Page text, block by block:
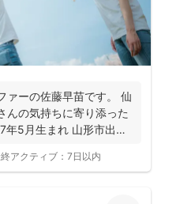
ァーの佐藤早苗です。 仙
んの気持ちに寄り添った
5月生まれ 山形市出
アクティブ： 7日以内